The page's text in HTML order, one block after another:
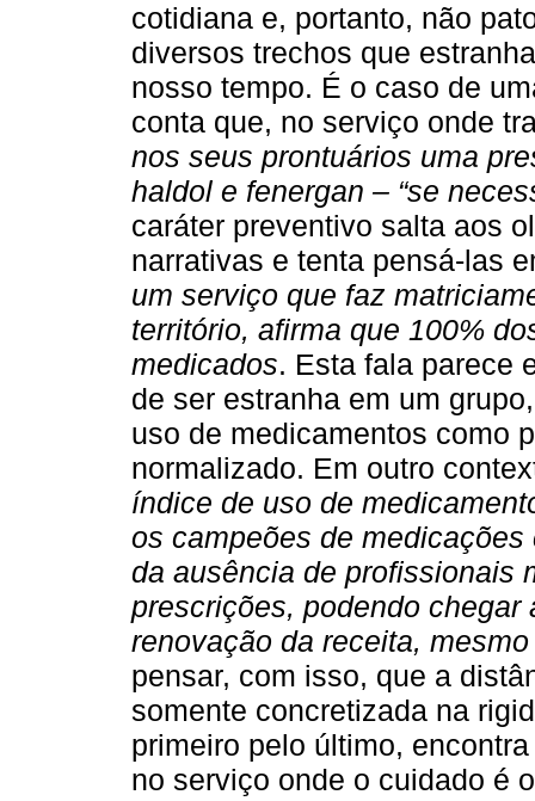
cotidiana e, portanto, não
diversos trechos que
nosso tempo. É o caso de
conta que, no serviço onde
nos seus prontuários uma
haldol e fenergan – “se
caráter preventivo salta aos
narrativas e tenta pensá-las
um serviço que faz
território, afirma que 100%
medicados. Esta fala parece
de ser estranha em um
uso de medicamentos como
normalizado. Em outro
índice de uso de
os campeões de
da ausência de profissionais
prescrições, podendo
renovação da receita,
pensar, com isso, que a
somente concretizada na
primeiro pelo último,
no serviço onde o cuidado é